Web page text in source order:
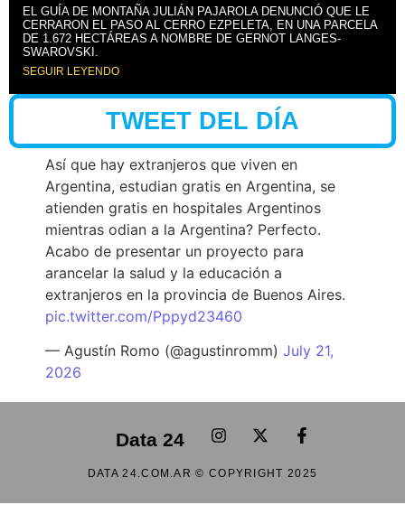
EL GUÍA DE MONTAÑA JULIÁN PAJAROLA DENUNCIÓ QUE LE
CERRARON EL PASO AL CERRO EZPELETA, EN UNA PARCELA
DE 1.672 HECTÁREAS A NOMBRE DE GERNOT LANGES-
SWAROVSKI.
SEGUIR LEYENDO
TWEET DEL DÍA
Así que hay extranjeros que viven en
Argentina, estudian gratis en Argentina, se
atienden gratis en hospitales Argentinos
mientras odian a la Argentina? Perfecto.
Acabo de presentar un proyecto para
arancelar la salud y la educación a
extranjeros en la provincia de Buenos Aires.
pic.twitter.com/Pppyd23460
— Agustín Romo (@agustinromm) July 21,
2026
Data 24
DATA 24.COM.AR © COPYRIGHT 2025